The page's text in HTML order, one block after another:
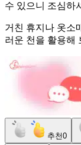
수 있으니 조심하
거친 휴지나 옷소
러운 천을 활용해
추천0